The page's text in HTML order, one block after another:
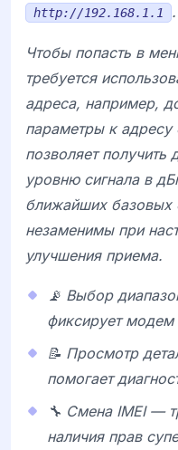
http://192.168.1.1 .
Чтобы попасть в
требуется
адреса, например,
параметры к адресу
позволяет получить
уровню сигнала в
ближайших базовых
незаменимы при
улучшения приема.
📡 Выбор
фиксирует модем
📝 Просмотр
помогает
🔧 Смена IMEI —
наличия прав